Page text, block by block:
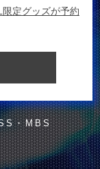
限定グッズが予約
・MBS